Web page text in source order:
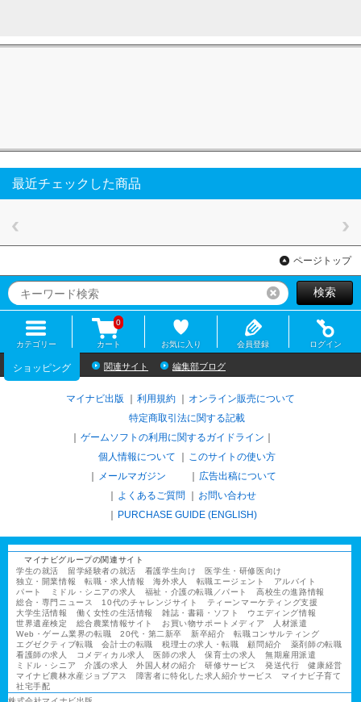
最近チェックした商品
ページトップ
リセット検索
カテゴリー カート
0
お気に入り 会員登録 ログイン
ショッピング 関連サイト 編集部ブログ
マイナビ出版 利用規約
オンライン販売について
特定商取引法に関する記載
ゲームソフトの利用に関するガイドライン
個人情報について
このサイトの使い方
メールマガジン
広告出稿について
よくあるご質問
お問い合わせ
PURCHASE GUIDE (ENGLISH)
マイナビグループの関連サイト
学生の就活
留学経験者の就活 看護学生向け
医学生・研修医向け
独立・開業情報
転職・求人情報 海外求人 転職エージェント
アルバイト
パート
ミドル・シニアの求人 福祉・介護の転職／パート
高校生の進路情報
総合・専門ニュース
10代のチャレンジサイト
ティーンマーケティング支援
大学生活情報
働く女性の生活情報 雑誌・書籍・ソフト
ウエディング情報
世界遺産検定
総合農業情報サイト お買い物サポートメディア
人材派遣
Web・ゲーム業界の転職
20代・第二新卒 新卒紹介
転職コンサルティング
エグゼクティブ転職
会計士の転職 税理士の求人・転職 顧問紹介
薬剤師の転職
看護師の求人
コメディカル求人 医師の求人 保育士の求人
無期雇用派遣
ミドル・シニア
介護の求人 外国人材の紹介 研修サービス 発送代行
健康経営
マイナビ農林水産ジョブアス
障害者に特化した求人紹介サービス
マイナビ子育て
社宅手配